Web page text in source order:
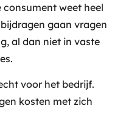
consument weet heel
gaan vragen
al dan niet in vaste
voor het bedrijf.
kosten met zich